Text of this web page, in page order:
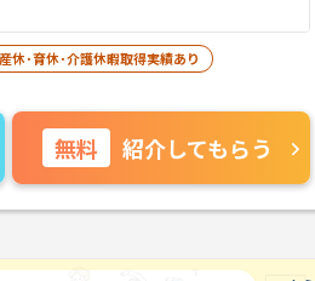
産休･育休･介護休暇取得実績あり
無料 紹介してもらう